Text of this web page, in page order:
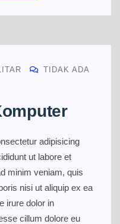
TIDAK ADA
adipisicing
ut labore et
minim veniam, quis
nisi ut aliquip ex ea
irure dolor in
cillum dolore eu